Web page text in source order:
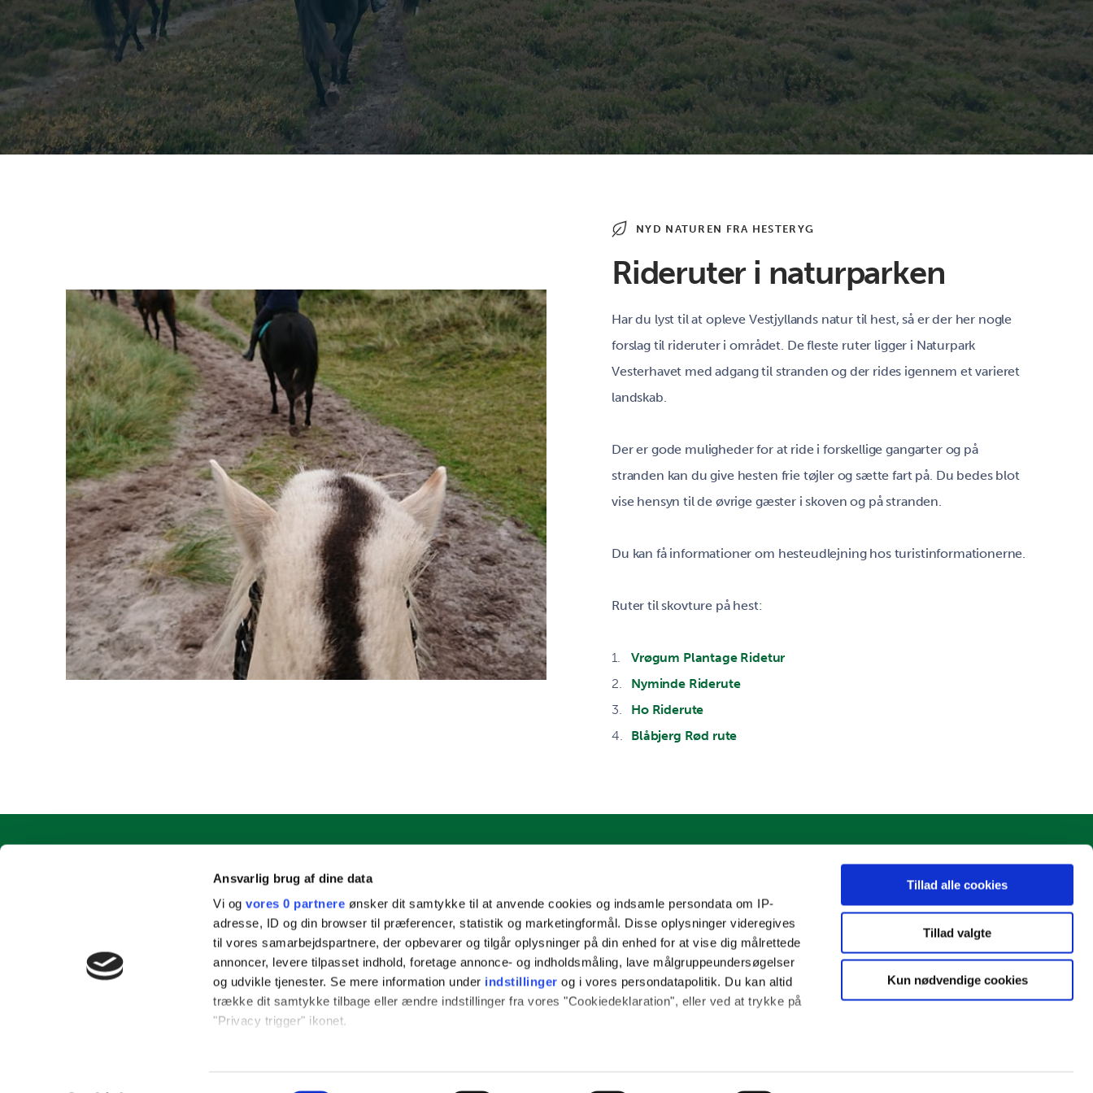
Ansvarlig brug af dine data
Vi ogvores 0 partnere ønsker dit samtykke til at anvende cookies og indsamle persondata om IP-
adresse, ID og din browser til præferencer, statistik og marketingformål. Disse oplysninger videregives
til vores samarbejdspartnere, der opbevarer og tilgår oplysninger på din enhed for at vise dig målrettede
annoncer, levere tilpasset indhold, foretage annonce- og indholdsmåling, lave målgruppeundersøgelser
og udvikle tjenester. Se mere information under indstillinger og i vores persondatapolitik. Du kan altid
trække dit samtykke tilbage eller ændre indstillinger fra vores "Cookiedeklaration", eller ved at trykke på
"Privacy trigger" ikonet.
Tillad alle cookies
Tillad valgte
Kun nødvendige cookies
NYD NATUREN FRA HESTERYG
Rideruter i naturparken
Har du lyst til at opleve Vestjyllands natur til hest, så er der her nogle
forslag til rideruter i området. De fleste ruter ligger i Naturpark
Vesterhavet med adgang til stranden og der rides igennem et varieret
landskab.
Der er gode muligheder for at ride i forskellige gangarter og på
stranden kan du give hesten frie tøjler og sætte fart på. Du bedes blot
vise hensyn til de øvrige gæster i skoven og på stranden.
Du kan få informationer om hesteudlejning hos turistinformationerne.
Ruter til skovture på hest:
Vrøgum Plantage Ridetur
Nyminde Riderute
Ho Riderute
Blåbjerg Rød rute
10iCAMPUS
Frisvadvej 70
Tlf. 21 38 49 28
Email: mbar@varde.dk